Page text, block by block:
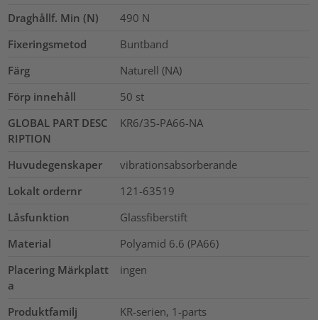
Draghållf. Min (N)
490 N
Fixeringsmetod
Buntband
Färg
Naturell (NA)
Förp innehåll
50 st
GLOBAL PART DESC
RIPTION
KR6/35-PA66-NA
Huvudegenskaper
vibrationsabsorberande
Lokalt ordernr
121-63519
Låsfunktion
Glassfiberstift
Material
Polyamid 6.6 (PA66)
Placering Märkplatt
a
ingen
Produktfamilj
KR-serien, 1-parts